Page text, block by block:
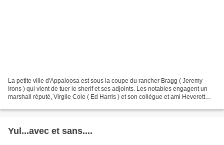
La petite ville d'Appaloosa est sous la coupe du rancher Bragg ( Jeremy
Irons ) qui vient de tuer le sherif et ses adjoints. Les notables engagent un
marshall réputé, Virgile Cole ( Ed Harris ) et son collègue et ami Heverett
Yul...avec et sans....